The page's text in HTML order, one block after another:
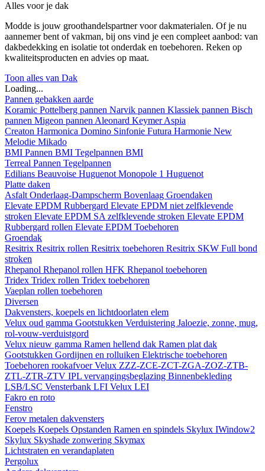
Alles voor je dak
Modde is jouw groothandelspartner voor dakmaterialen. Of je nu
aannemer bent of vakman, bij ons vind je een compleet aanbod: van
dakbedekking en isolatie tot onderdak en toebehoren. Reken op
kwaliteitsproducten en advies op maat.
Toon alles van Dak
Loading...
Pannen gebakken aarde
Koramic Pottelberg pannen Narvik pannen Klassiek pannen Bisch
pannen Migeon pannen Aleonard KeymerAspia
Creaton Harmonica Domino Sinfonie Futura Harmonie New
Melodie Mikado
BMI Pannen BMI Tegelpannen BMI
Terreal Pannen Tegelpannen
Edilians Beauvoise Huguenot Monopole 1 Huguenot
Platte daken
Asfalt Onderlaag-Dampscherm Bovenlaag Groendaken
Elevate EPDM Rubbergard Elevate EPDM niet zelfklevende
stroken Elevate EPDM SA zelfklevende stroken Elevate EPDM
Rubbergard rollen Elevate EPDM Toebehoren
Groendak
Resitrix Resitrix rollen Resitrix toebehoren Resitrix SKW Full bond
stroken
Rhepanol Rhepanol rollen HFK Rhepanol toebehoren
Tridex Tridex rollen Tridex toebehoren
Vaeplan rollen toebehoren
Diversen
Dakvensters, koepels en lichtdoorlaten elem
Velux oud gamma Gootstukken Verduistering Jaloezie, zonne, mug,
rol-vouw-verduistgord
Velux nieuw gamma Ramen hellend dak Ramen plat dak
Gootstukken Gordijnen en rolluiken Elektrische toebehoren
Toebehoren rookafvoerVelux ZZZ-ZCE-ZCT-ZGA-ZOZ-ZTB-
ZTL-ZTR-ZTV IPL vervangingsbeglazing Binnenbekleding
LSB/LSC Vensterbank LFI Velux LEI
Fakro en roto
Fenstro
Ferov metalen dakvensters
Koepels Koepels Opstanden Ramen en spindels Skylux IWindow2
Skylux Skyshade zonwering Skymax
Lichtstraten en verandaplaten
Pergolux